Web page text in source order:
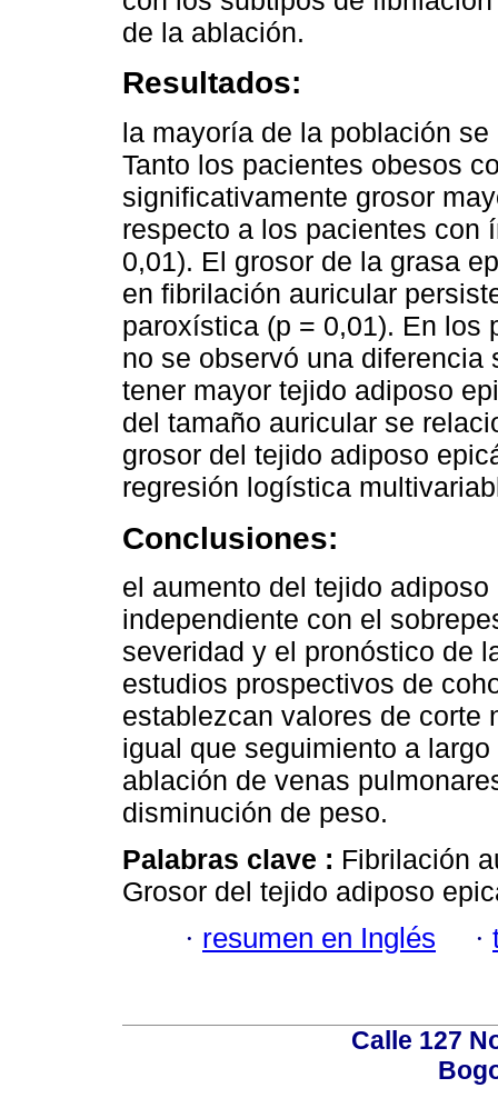
de la ablación.
Resultados:
la mayoría de la población
Tanto los pacientes obesos
significativamente grosor
respecto a los pacientes con
0,01). El grosor de la grasa
en fibrilación auricular
paroxística (p = 0,01). En los
no se observó una
tener mayor tejido adiposo
del tamaño auricular se
grosor del tejido adiposo
regresión logística
Conclusiones:
el aumento del tejido
independiente con el
severidad y el pronóstico de
estudios prospectivos de
establezcan valores de corte
igual que seguimiento a
ablación de venas
disminución de peso.
Palabras clave : Fibrilación
Grosor del tejido adiposo
· resumen en Inglés ·
Calle 127